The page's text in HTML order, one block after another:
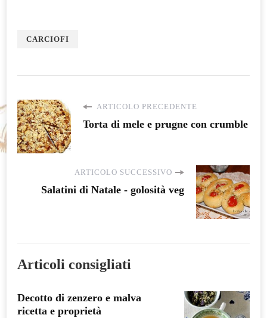
CARCIOFI
ARTICOLO PRECEDENTE
Torta di mele e prugne con crumble
ARTICOLO SUCCESSIVO
Salatini di Natale - golosità veg
Articoli consigliati
Decotto di zenzero e malva
ricetta e proprietà